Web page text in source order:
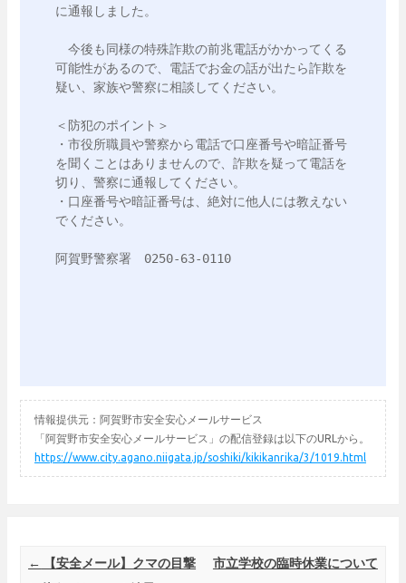
に通報しました。
今後も同様の特殊詐欺の前兆電話がかかってくる
可能性があるので、電話でお金の話が出たら詐欺を
疑い、家族や警察に相談してください。
＜防犯のポイント＞
・市役所職員や警察から電話で口座番号や暗証番号
を聞くことはありませんので、詐欺を疑って電話を
切り、警察に通報してください。
・口座番号や暗証番号は、絶対に他人には教えない
でください。
阿賀野警察署　0250-63-0110
情報提供元：阿賀野市安全安心メールサービス
「阿賀野市安全安心メールサービス」の配信登録は以下のURLから。
https://www.city.agano.niigata.jp/soshiki/kikikanrika/3/1019.html
Post navigation
←
【安全メール】クマの目撃
市立学校の臨時休業について